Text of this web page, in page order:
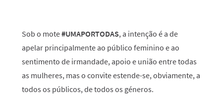
Sob o mote#UMAPORTODAS, a intenção é a de
apelar principalmente ao público feminino e ao
sentimento de irmandade, apoio e união entre todas
as mulheres, mas o convite estende-se, obviamente, a
todos os públicos, de todos os géneros.